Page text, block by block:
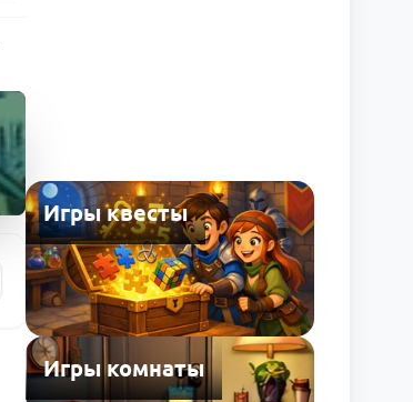
Игры квесты
Игры комнаты